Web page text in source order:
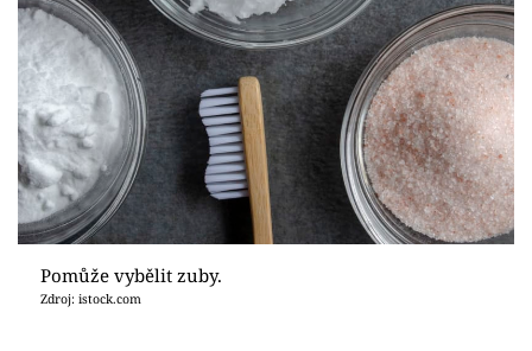
Pomůže vybělit zuby.
Zdroj: istock.com